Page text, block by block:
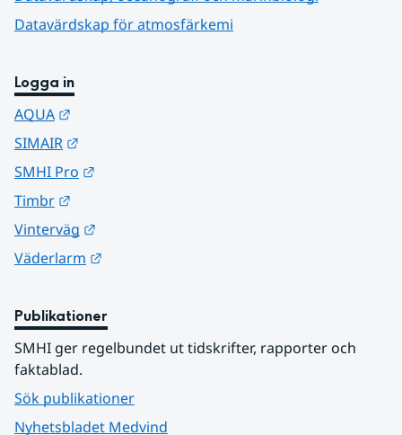
Datavärdskap för atmosfärkemi
Logga in
AQUA
SIMAIR
SMHI Pro
Timbr
Vinterväg
Väderlarm
Publikationer
SMHI ger regelbundet ut tidskrifter, rapporter och
faktablad.
Sök publikationer
Nyhetsbladet Medvind